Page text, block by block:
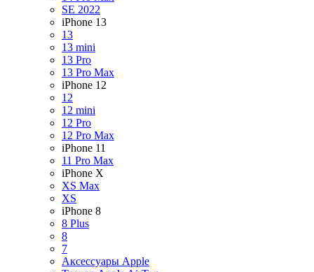
SE 2022
iPhone 13
13
13 mini
13 Pro
13 Pro Max
iPhone 12
12
12 mini
12 Pro
12 Pro Max
iPhone 11
11 Pro Max
iPhone X
XS Max
XS
iPhone 8
8 Plus
8
7
Аксессуары Apple